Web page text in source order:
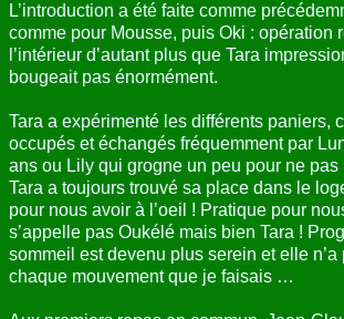
L’introduction a été faite comme
comme pour Mousse, puis Oki : opération
l’intérieur d’autant plus que Tara
bougeait pas énormément.
Tara a expérimenté les différents paniers,
occupés et échangés fréquemment par
ans ou Lily qui grogne un peu pour ne pas
Tara a toujours trouvé sa place dans le
pour nous avoir à l’oeil ! Pratique pour
s’appelle pas Oukélé mais bien Tara !
sommeil est devenu plus serein et elle
chaque mouvement que je faisais …